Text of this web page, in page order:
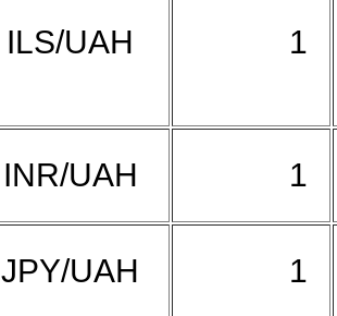
ILS/UAH 1
INR/UAH 1
JPY/UAH 1